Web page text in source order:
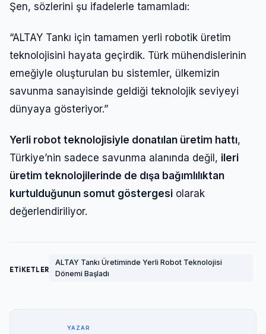
Şen, sözlerini şu ifadelerle tamamladı:
“ALTAY Tankı için tamamen yerli robotik üretim
teknolojisini hayata geçirdik. Türk mühendislerinin
emeğiyle oluşturulan bu sistemler, ülkemizin
savunma sanayisinde geldiği teknolojik seviyeyi
dünyaya gösteriyor.”
Yerli robot teknolojisiyle donatılan üretim hattı,
Türkiye’nin sadece savunma alanında değil, ileri
üretim teknolojilerinde de dışa bağımlılıktan
kurtulduğunun somut göstergesi olarak
değerlendiriliyor.
ETİKETLER
ALTAY Tankı Üretiminde Yerli Robot Teknolojisi
Dönemi Başladı
YAZAR